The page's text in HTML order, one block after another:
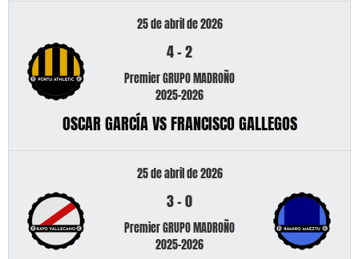
25 de abril de 2026
4-2
Premier GRUPO MADROÑO
2025-2026
OSCAR GARCÍA VS FRANCISCO GALLEGOS
25 de abril de 2026
3-0
Premier GRUPO MADROÑO
2025-2026